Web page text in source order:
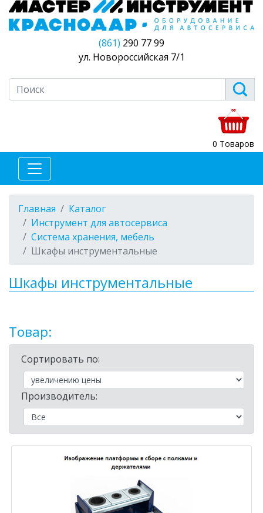
(861) 290 77 99
ул. Новороссийская 7/1
0 Товаров
Главная
Каталог
Инструмент для автосервиса
Система хранения, мебель
Шкафы инструментальные
Шкафы инструментальные
Товар:
Сортировать по:
Производитель: